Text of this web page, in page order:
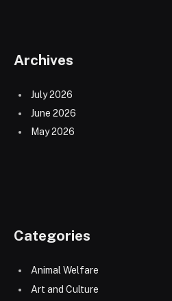
Archives
July 2026
June 2026
May 2026
Categories
Animal Welfare
Art and Culture